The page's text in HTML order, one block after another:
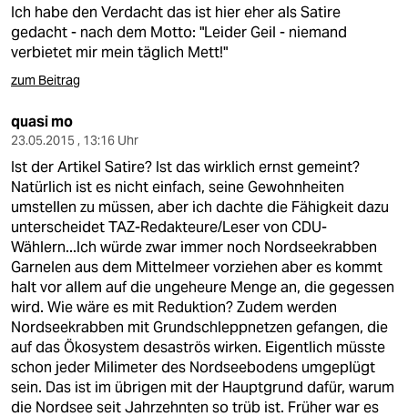
Ich habe den Verdacht das ist hier eher als Satire
gedacht - nach dem Motto: "Leider Geil - niemand
verbietet mir mein täglich Mett!"
zum Beitrag
quasi mo
23.05.2015 , 13:16 Uhr
Ist der Artikel Satire? Ist das wirklich ernst gemeint?
Natürlich ist es nicht einfach, seine Gewohnheiten
umstellen zu müssen, aber ich dachte die Fähigkeit dazu
unterscheidet TAZ-Redakteure/Leser von CDU-
Wählern...Ich würde zwar immer noch Nordseekrabben
Garnelen aus dem Mittelmeer vorziehen aber es kommt
halt vor allem auf die ungeheure Menge an, die gegessen
wird. Wie wäre es mit Reduktion? Zudem werden
Nordseekrabben mit Grundschleppnetzen gefangen, die
auf das Ökosystem desaströs wirken. Eigentlich müsste
schon jeder Milimeter des Nordseebodens umgeplügt
sein. Das ist im übrigen mit der Hauptgrund dafür, warum
die Nordsee seit Jahrzehnten so trüb ist. Früher war es